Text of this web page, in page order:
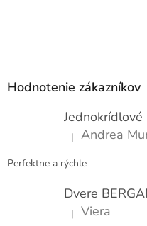
Hodnotenie zákazníkov
Hodnotenie
| Andrea
Perfektne a rýchle
Hodnotenie
| Viera